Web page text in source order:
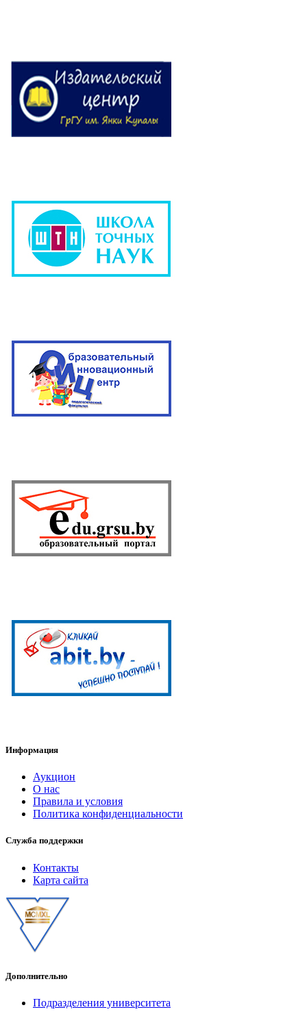
Информация
Аукцион
О нас
Правила и условия
Политика конфиденциальности
Служба поддержки
Контакты
Карта сайта
Дополнительно
Подразделения университета